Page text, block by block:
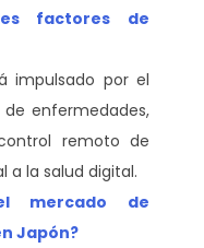
factores de
impulsado por el
enfermedades,
remoto de
a la salud digital.
mercado de
Japón?